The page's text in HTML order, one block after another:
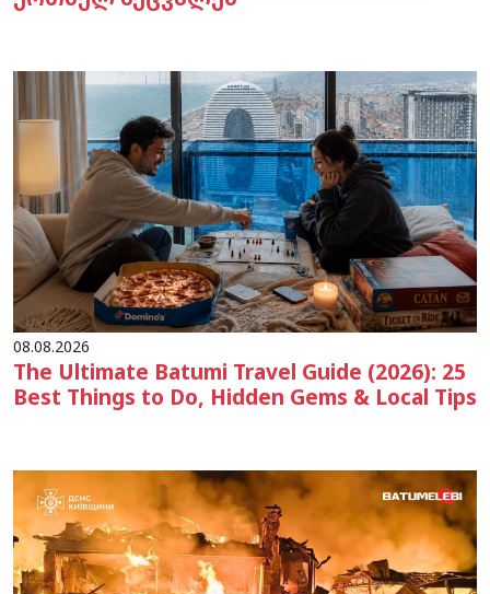
08.08.2026
The Ultimate Batumi Travel Guide (2026): 25
Best Things to Do, Hidden Gems & Local Tips